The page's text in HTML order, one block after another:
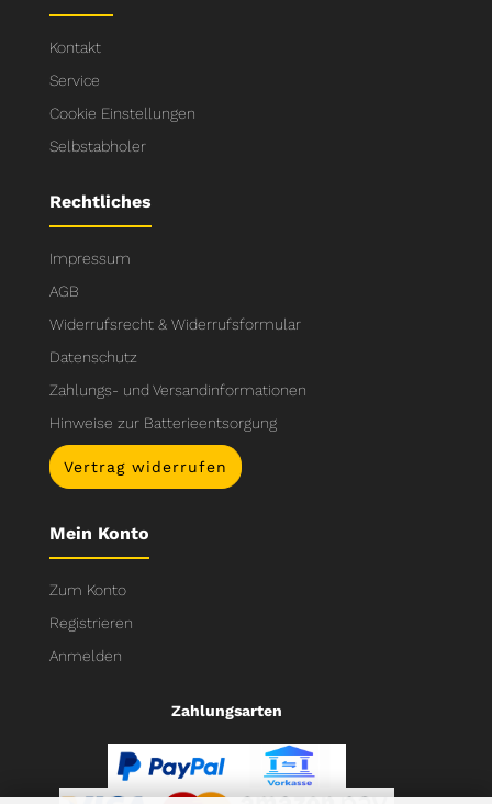
Kontakt
Service
Cookie Einstellungen
Selbstabholer
Rechtliches
Impressum
AGB
Widerrufsrecht & Widerrufsformular
Datenschutz
Zahlungs- und Versandinformationen
Hinweise zur Batterieentsorgung
Vertrag widerrufen
Mein Konto
Zum Konto
Registrieren
Anmelden
Zahlungsarten